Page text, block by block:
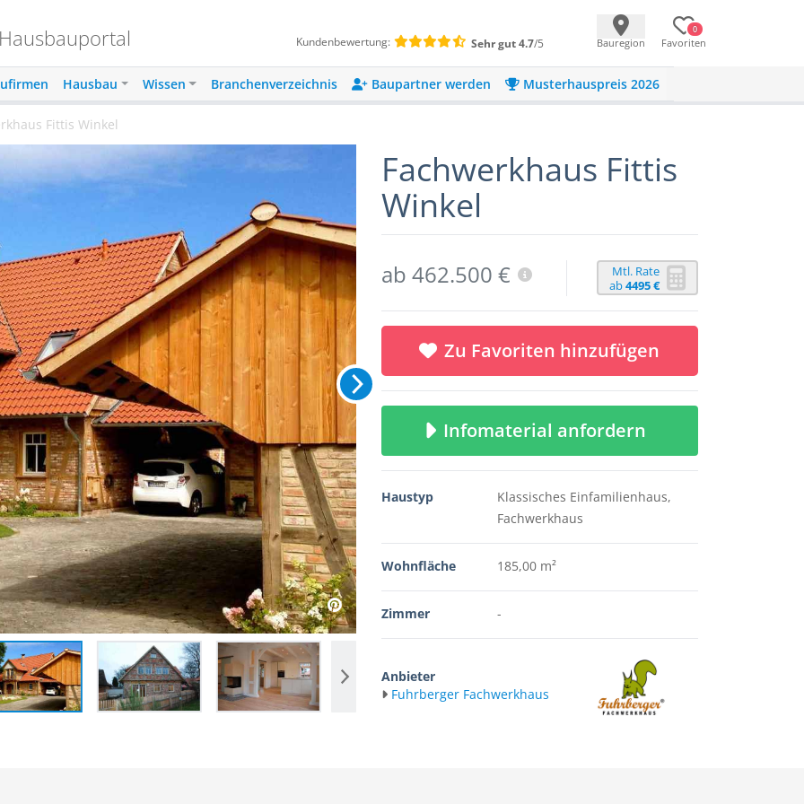
Kundenbewertung: Sehr gut4.7/5 Bauregion
0
Favoriten
Hausbau Wissen Branchenverzeichnis Baupartner werden Musterhauspreis 2026
Fittis Winkel
Fachwerkhaus Fittis
Winkel
ab 462.500 €
Mtl. Rate
ab4495 €
Zu Favoriten hinzufügen
Infomaterial anfordern
Haustyp
Klassisches Einfamilienhaus,
Fachwerkhaus
Wohnfläche 185,00 m²
Zimmer -
Anbieter
Fuhrberger Fachwerkhaus